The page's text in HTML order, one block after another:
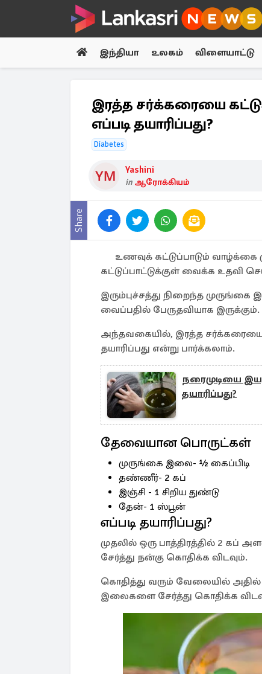
இந்தியா உலகம் விளையாட்டு
இரத்த சர்க்கரையை
எப்படி தயாரிப்பது?
Diabetes
Yashini
in ஆரோக்கியம்
Share
உணவுக் கட்டுப்பாடும்
கட்டுப்பாட்டுக்குள் வைக்க உதவி
இரும்புச்சத்து நிறைந்த
வைப்பதில் பேருதவியாக இருக்கும்.
அந்தவகையில், இரத்த சர்க்கரையை
தயாரிப்பது என்று பார்க்கலாம்.
நரைமுடியை
தயாரிப்பது?
தேவையான பொருட்கள்
முருங்கை இலை- ½ கைப்பிடி
தண்ணீர்- 2 கப்
இஞ்சி - 1 சிறிய துண்டு
தேன்- 1 ஸ்பூன்
எப்படி தயாரிப்பது?
முதலில் ஒரு பாத்திரத்தில் 2 கப்
சேர்த்து நன்கு கொதிக்க விடவும்.
கொதித்து வரும் வேலையில் அதில்
இலைகளை சேர்த்து கொதிக்க